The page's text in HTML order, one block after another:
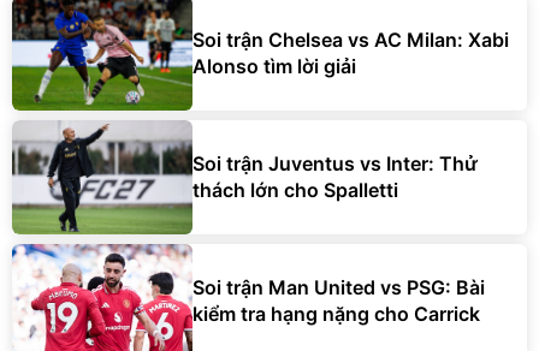
Soi trận Chelsea vs AC Milan: Xabi
Alonso tìm lời giải
Soi trận Juventus vs Inter: Thử
thách lớn cho Spalletti
Soi trận Man United vs PSG: Bài
kiểm tra hạng nặng cho Carrick